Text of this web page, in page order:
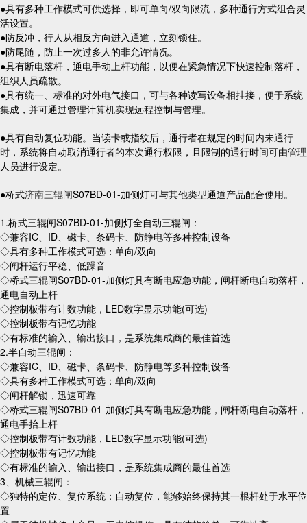
●具有多种工作模式可供选择，即可单向/双向限流，多种通行方式组合灵
活设置。
●防反冲，行人从相反方向进入通道，立刻锁住。
●防尾随，防止一次过多人的非允许情况。
●具有断电落杆，通电手动上杆功能，以便在紧急情况下快速控制落杆，
组织人员疏散。
●具有统一、标准的对外电气接口，可与各种读写设备相挂接，便于系统
集成，并可通过管理计算机实现远程控制与管理。
●具有自动复位功能。当读卡或指纹后，通行者在规定的时间内未通行
时，系统将自动取消通行者的本次通行权限，且限制的通行时间可由管理
人员进行设定。
●桥式济南三辊闸S07BD-01-加侧灯可与其他类型通道产品配合使用。
1.桥式三辊闸S07BD-01-加侧灯全自动三辊闸：
◇兼容IC、ID、磁卡、条码卡、防静电等多种控制设备
◇具有多种工作模式可选：单向/双向
◇闸杆运行平稳、低躁音
◇桥式三辊闸S07BD-01-加侧灯具有断电应急功能，闸杆断电自动落杆，
通电自动上杆
◇控制板带有计数功能，LED数字显示功能(可选)
◇控制板带有记忆功能
◇有标准的输入、输出接口，是系统集成商的最佳首选
2.半自动三辊闸：
◇兼容IC、ID、磁卡、条码卡、防静电等多种控制设备
◇具有多种工作模式可选：单向/双向
◇闸杆解锁，迅速可靠
◇桥式三辊闸S07BD-01-加侧灯具有断电应急功能，闸杆断电自动落杆，
通电手抬上杆
◇控制板带有计数功能，LED数字显示功能(可选)
◇控制板带有记忆功能
◇有标准的输入、输出接口，是系统集成商的最佳首选
3、机械三辊闸：
◇独特的定位、复位系统：自动复位，能够始终保持其一根杆处于水平位
置